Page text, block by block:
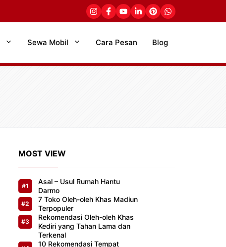
Sewa Mobil Cara Pesan Blog
MOST VIEW
Asal – Usul Rumah Hantu
Darmo
7 Toko Oleh-oleh Khas Madiun
Terpopuler
Rekomendasi Oleh-oleh Khas
Kediri yang Tahan Lama dan
Terkenal
10 Rekomendasi Tempat